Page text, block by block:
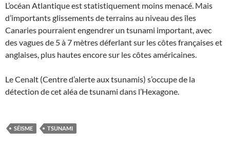
L’océan Atlantique est statistiquement moins menacé. Mais
d’importants glissements de terrains au niveau des îles
Canaries pourraient engendrer un tsunami important, avec
des vagues de 5 à 7 mètres déferlant sur les côtes françaises et
anglaises, plus hautes encore sur les côtes américaines.
Le Cenalt (Centre d’alerte aux tsunamis) s’occupe de la
détection de cet aléa de tsunami dans l’Hexagone.
SÉISME TSUNAMI